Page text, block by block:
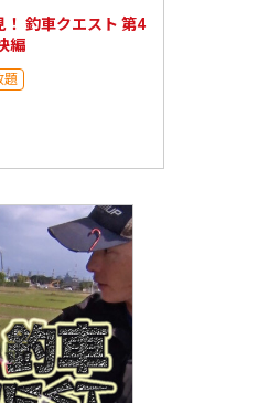
！ 釣車クエスト 第4
編
題